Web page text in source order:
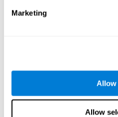
Marketing
Allow
Allow
O que acontece
O nosso cérebro é projetado
se uma habilidade cognitiva não
cérebro não fornecerá recursos
neural, tornando-se cada vez
capazes de usar essa função
eficazes nas nossas actividades